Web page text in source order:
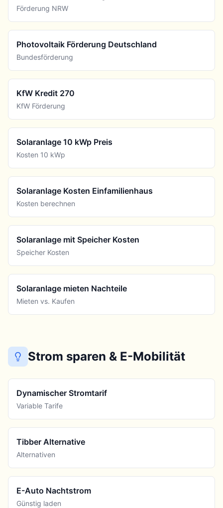
Förderung NRW
Photovoltaik Förderung Deutschland
Bundesförderung
KfW Kredit 270
KfW Förderung
Solaranlage 10 kWp Preis
Kosten 10 kWp
Solaranlage Kosten Einfamilienhaus
Kosten berechnen
Solaranlage mit Speicher Kosten
Speicher Kosten
Solaranlage mieten Nachteile
Mieten vs. Kaufen
Strom sparen & E-Mobilität
Dynamischer Stromtarif
Variable Tarife
Tibber Alternative
Alternativen
E-Auto Nachtstrom
Günstig laden